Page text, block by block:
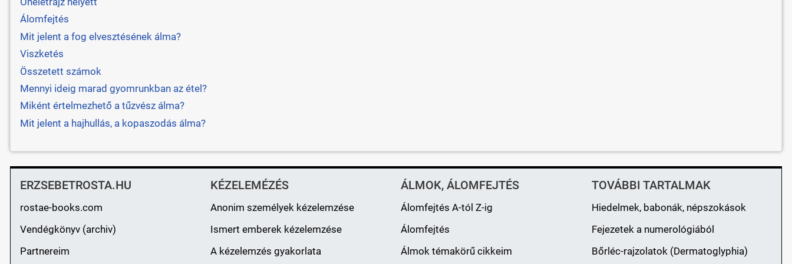
Álomfejtés
Mit jelent a fog elvesztésének álma?
Viszketés
Összetett számok
Mennyi ideig marad gyomrunkban az étel?
Miként értelmezhető a tűzvész álma?
Mit jelent a hajhullás, a kopaszodás álma?
ERZSEBETROSTA.HU
rostae-books.com
Vendégkönyv (archiv)
Partnereim
KÉZELEMÉZÉS
Anonim személyek kézelemzése
Ismert emberek kézelemzése
A kézelemzés gyakorlata
ÁLMOK, ÁLOMFEJTÉS
Álomfejtés A-tól Z-ig
Álomfejtés
Álmok témakörű cikkeim
TOVÁBBI TARTALMAK
Hiedelmek, babonák, népszokások
Fejezetek a numerológiából
Bőrléc-rajzolatok (Dermatoglyphia)